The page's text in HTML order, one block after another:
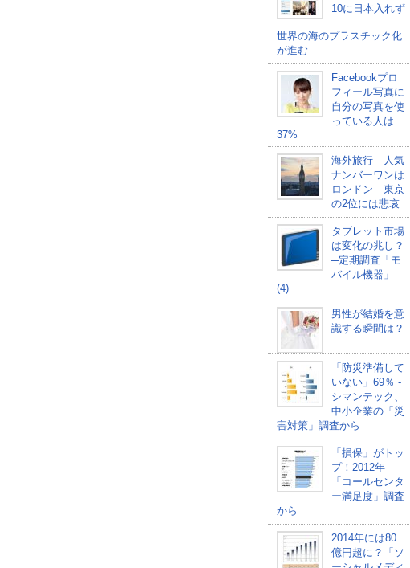
10に日本入れず
世界の海のプラスチック化
が進む
Facebookプロ
フィール写真に
自分の写真を使
っている人は
37%
海外旅行 人気
ナンバーワンは
ロンドン 東京
の2位には悲哀
タブレット市場
は変化の兆し？
─定期調査「モ
バイル機器」
(4)
男性が結婚を意
識する瞬間は？
「防災準備して
いない」69％ -
シマンテック、
中小企業の「災
害対策」調査から
「損保」がトッ
プ！2012年
「コールセンタ
ー満足度」調査
から
2014年には80
億円超に？「ソ